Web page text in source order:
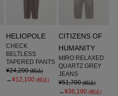
HELIOPOLE
CHECK
BELTLESS
TAPERED PANTS
¥24,200(税込)
→¥12,100 (税込)
CITIZENS OF
HUMANITY
MIRO RELAXED
QUARTZ GREY
JEANS
¥51,700(税込)
→¥36,190(税込)